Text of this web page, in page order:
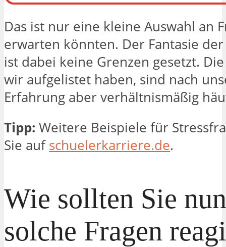
Das ist nur eine kleine Auswahl an
erwarten könnten. Der Fantasie
ist dabei keine Grenzen gesetzt.
wir aufgelistet haben, sind nach
Erfahrung aber verhältnismäßig
Tipp: Weitere Beispiele für
Sie auf schuelerkarriere.de.
Wie sollten Sie
solche Fragen